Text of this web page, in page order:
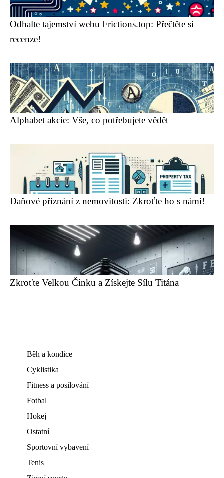
Odhalte tajemství webu Frictions.top: Přečtěte si
recenze!
Alphabet akcie: Vše, co potřebujete vědět
Daňové přiznání z nemovitosti: Zkroťte ho s námi!
Zkroťte Velkou Činku a Získejte Sílu Titána
Běh a kondice
Cyklistika
Fitness a posilování
Fotbal
Hokej
Ostatní
Sportovní vybavení
Tenis